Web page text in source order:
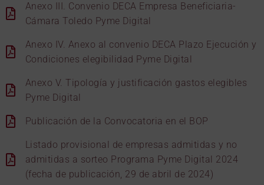
Anexo III. Convenio DECA Empresa Beneficiaria-
Cámara Toledo Pyme Digital
Anexo IV. Anexo al convenio DECA Plazo Ejecución y
Condiciones elegibilidad Pyme Digital
Anexo V. Tipología y justificación gastos elegibles
Pyme Digital
Publicación de la Convocatoria en el BOP
Listado provisional de empresas admitidas y no
admitidas a sorteo Programa Pyme Digital 2024
(fecha de publicación, 29 de abril de 2024)